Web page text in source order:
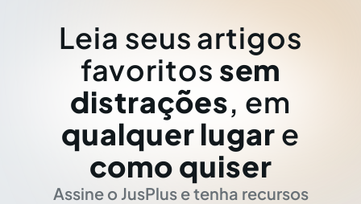
Leia seus artigos
favoritos sem
distrações, em
qualquer lugar e
como quiser
Assine o JusPlus e tenha recursos